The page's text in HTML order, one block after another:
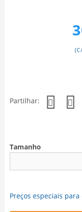
Partilhar:
Tamanho
Preços especiais